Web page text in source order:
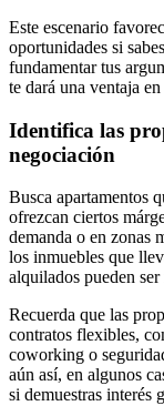
Este escenario
oportunidades si
fundamentar tus
te dará una ventaja
Identifica las
negociación
Busca apartamentos
ofrezcan ciertos
demanda o en zonas
los inmuebles que
alquilados pueden
Recuerda que las
contratos flexibles,
coworking o
aún así, en algunos
si demuestras interés